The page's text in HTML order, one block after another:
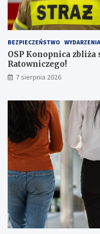
ą
a
a
ż
e
r
!
BEZPIECZEŃSTWO WYDARZENIA
OSP Konopnica
Ratowniczego!
7 sierpnia 2026